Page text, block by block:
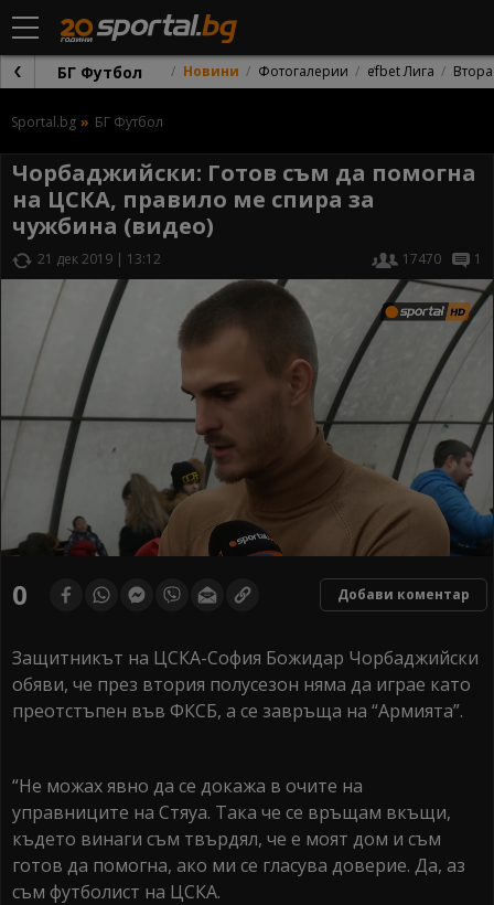
БГ Футбол Новини Фотогалерии efbet Лига
Sportal.bg БГ Футбол
Чорбаджийски: Готов съм да помогна
на ЦСКА, правило ме спира за
чужбина (видео)
21 дек 2019 | 13:12 17470 1
of0 Добави коментар
Защитникът на ЦСКА-София Божидар Чорбаджийски
обяви, че през втория полусезон няма да играе като
преотстъпен във ФКСБ, а се завръща на “Армията”.
“Не можах явно да се докажа в очите на
управниците на Стяуа. Така че се връщам вкъщи,
където винаги съм твърдял, че е моят дом и съм
готов да помогна, ако ми се гласува доверие. Да, аз
съм футболист на ЦСКА.